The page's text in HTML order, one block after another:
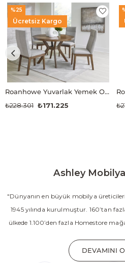
Roanhowe Yuvarlak Yemek Odası Takımı
₺171.225
₺228.301
Ücretsiz Kargo
%25
Ashley
"Dünyanın en büyük mobilya
1945 yılında kurulmuştur. 160’tan
ülkede 1.100’den fazla Homestore
yatak odası, oturma odası, yemek
DEVAMINI